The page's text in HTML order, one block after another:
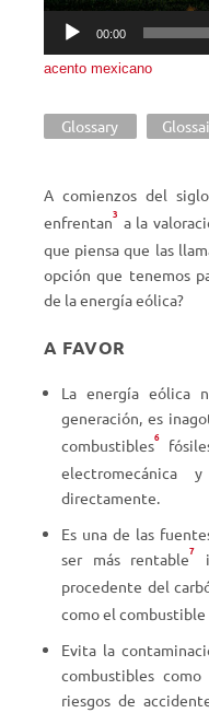
00:00
acento mexicano
Glossary
A comienzos del
enfrentan3 a la
que piensa que las
opción que tenemos
de la energía eólica?
A FAVOR
La energía eólica
generación, es
combustibles6
directamente.
Es una de las
ser más rentable7
procedente del
como el combustible
Evita la
combustibles
riesgos de